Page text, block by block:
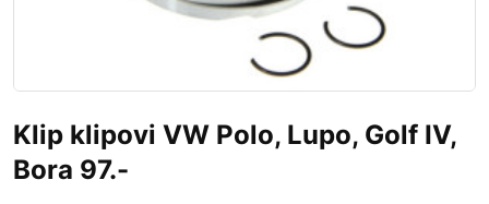
Klip klipovi VW Polo, Lupo, Golf IV,
Bora 97.-